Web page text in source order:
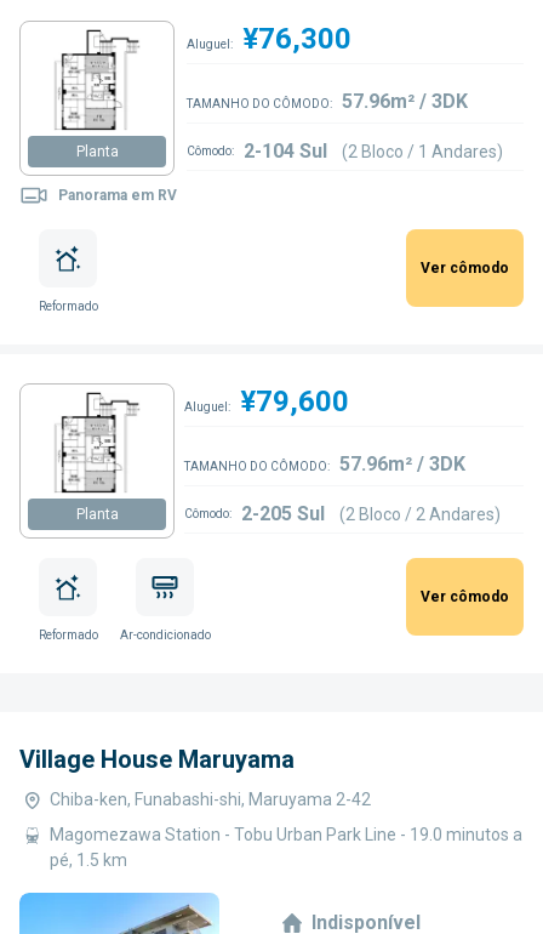
Planta
Panorama em RV
Aluguel: ¥76,300
TAMANHO DO CÔMODO: 57.96m² / 3DK
Cômodo: 2-104 Sul (2 Bloco / 1 Andares)
Reformado
Ver cômodo
Planta
Aluguel: ¥79,600
TAMANHO DO CÔMODO: 57.96m² / 3DK
Cômodo: 2-205 Sul (2 Bloco / 2 Andares)
Reformado Ar-condicionado
Ver cômodo
Village House Maruyama
Chiba-ken, Funabashi-shi, Maruyama 2-42
Magomezawa Station - Tobu Urban Park Line - 19.0 minutos a
pé, 1.5 km
Indisponível